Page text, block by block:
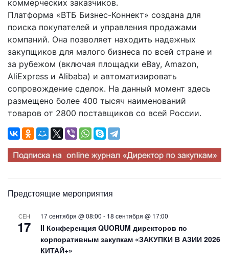
коммерческих заказчиков.
Платформа «ВТБ Бизнес-Коннект» создана для
поиска покупателей и управления продажами
компаний. Она позволяет находить надежных
закупщиков для малого бизнеса по всей стране и
за рубежом (включая площадки eBay, Amazon,
AliExpress и Alibaba) и автоматизировать
сопровождение сделок. На данный момент здесь
размещено более 400 тысяч наименований
товаров от 2800 поставщиков со всей России.
Предстоящие мероприятия
СЕН
17
17 сентября @ 08:00 - 18 сентября @ 17:00
II Конференция QUORUM директоров по
корпоративным закупкам «ЗАКУПКИ В АЗИИ 2026
КИТАЙ+»